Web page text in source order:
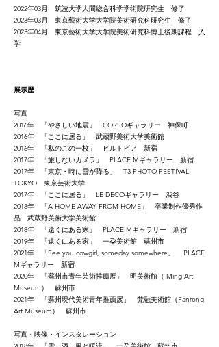
2022年03月 筑波大学人間総合科学学術院研究生 修了
2023年03月 東京藝術大学大学院美術研究科研究生 修了
2023年04月 東京藝術大学大学院美術研究科博士後期課程 入
学
展示歴
写真
2016年 「やさしい地震」 CORSOギャラリー 神保町
2016年 「ここに居る」 武蔵野美術大学美術館
2016年 「私のこの一枚」 ヒルトピア 新宿
2017年 「旅しないカメラ」 PLACE Mギャラリー 新宿
2017年 「東京・時に雪が降る」 T3 PHOTO FESTIVAL
TOKYO 東京芸術大学
2017年 「ここに居る」 LE DECOギャラリー 渋谷
2018年 「A HOME AWAY FROM HOME」 卒業制作優秀作
品 武蔵野美術大学美術館
2018年 「遠くにある家」 PLACE Mギャラリー 新宿
2019年 「遠くにある家」 一朶美術館 蘇州市
2021年 「See you cowgirl, someday somewhere」 PLACE
Mギャラリー 新宿
2020年 「蘇州市青年芸術推薦展」 明美術館（ Ming Art
Museum） 蘇州市
2021年 「蘇州現代美術青年推薦展」 梵融美術館（Fanrong
Art Museum） 蘇州市
写真・映像・インスタレーション